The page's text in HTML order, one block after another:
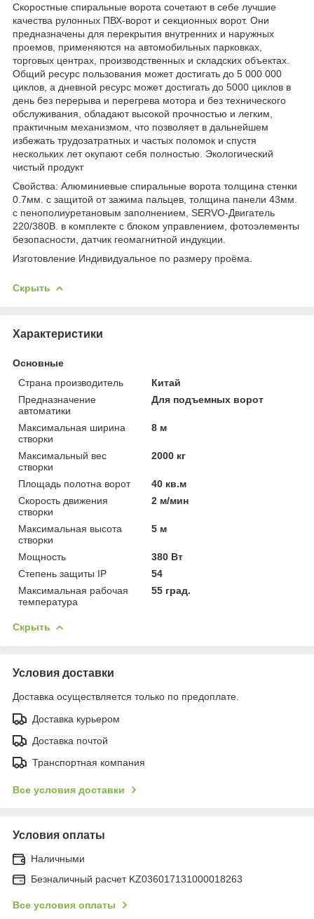
Скоростные спиральные ворота сочетают в себе лучшие
качества рулонных ПВХ-ворот и секционных ворот. Они
предназначены для перекрытия внутренних и наружных
проемов, применяются на автомобильных парковках,
торговых центрах, производственных и складских объектах.
Общий ресурс пользования может достигать до 5 000 000
циклов, а дневной ресурс может достигать до 5000 циклов в
день без перерыва и перегрева мотора и без технического
обслуживания, обладают высокой прочностью и легким,
практичным механизмом, что позволяет в дальнейшем
избежать трудозатратных и частых поломок и спустя
нескольких лет окупают себя полностью. Экологический
чистый продукт
Свойства: Алюминиевые спиральные ворота толщина стенки
0.7мм. с защитой от зажима пальцев, толщина панели 43мм.
с пенополиуретановым заполнением, SERVO-Двигатель
220/380В. в комплекте с блоком управлением, фотоэлементы
безопасности, датчик геомагнитной индукции.
Изготовление Индивидуальное по размеру проёма.
Скрыть
Характеристики
Основные
Страна производитель
Китай
Предназначение
автоматики
Для подъемных ворот
Максимальная ширина
створки
8 м
Максимальный вес
створки
2000 кг
Площадь полотна ворот
40 кв.м
Скорость движения
створки
2 м/мин
Максимальная высота
створки
5 м
Мощность
380 Вт
Степень защиты IP
54
Максимальная рабочая
температура
55 град.
Скрыть
Условия доставки
Доставка осуществляется только по предоплате.
Доставка курьером
Доставка почтой
Транспортная компания
Все условия доставки
Условия оплаты
Наличными
Безналичный расчет KZ036017131000018263
Все условия оплаты